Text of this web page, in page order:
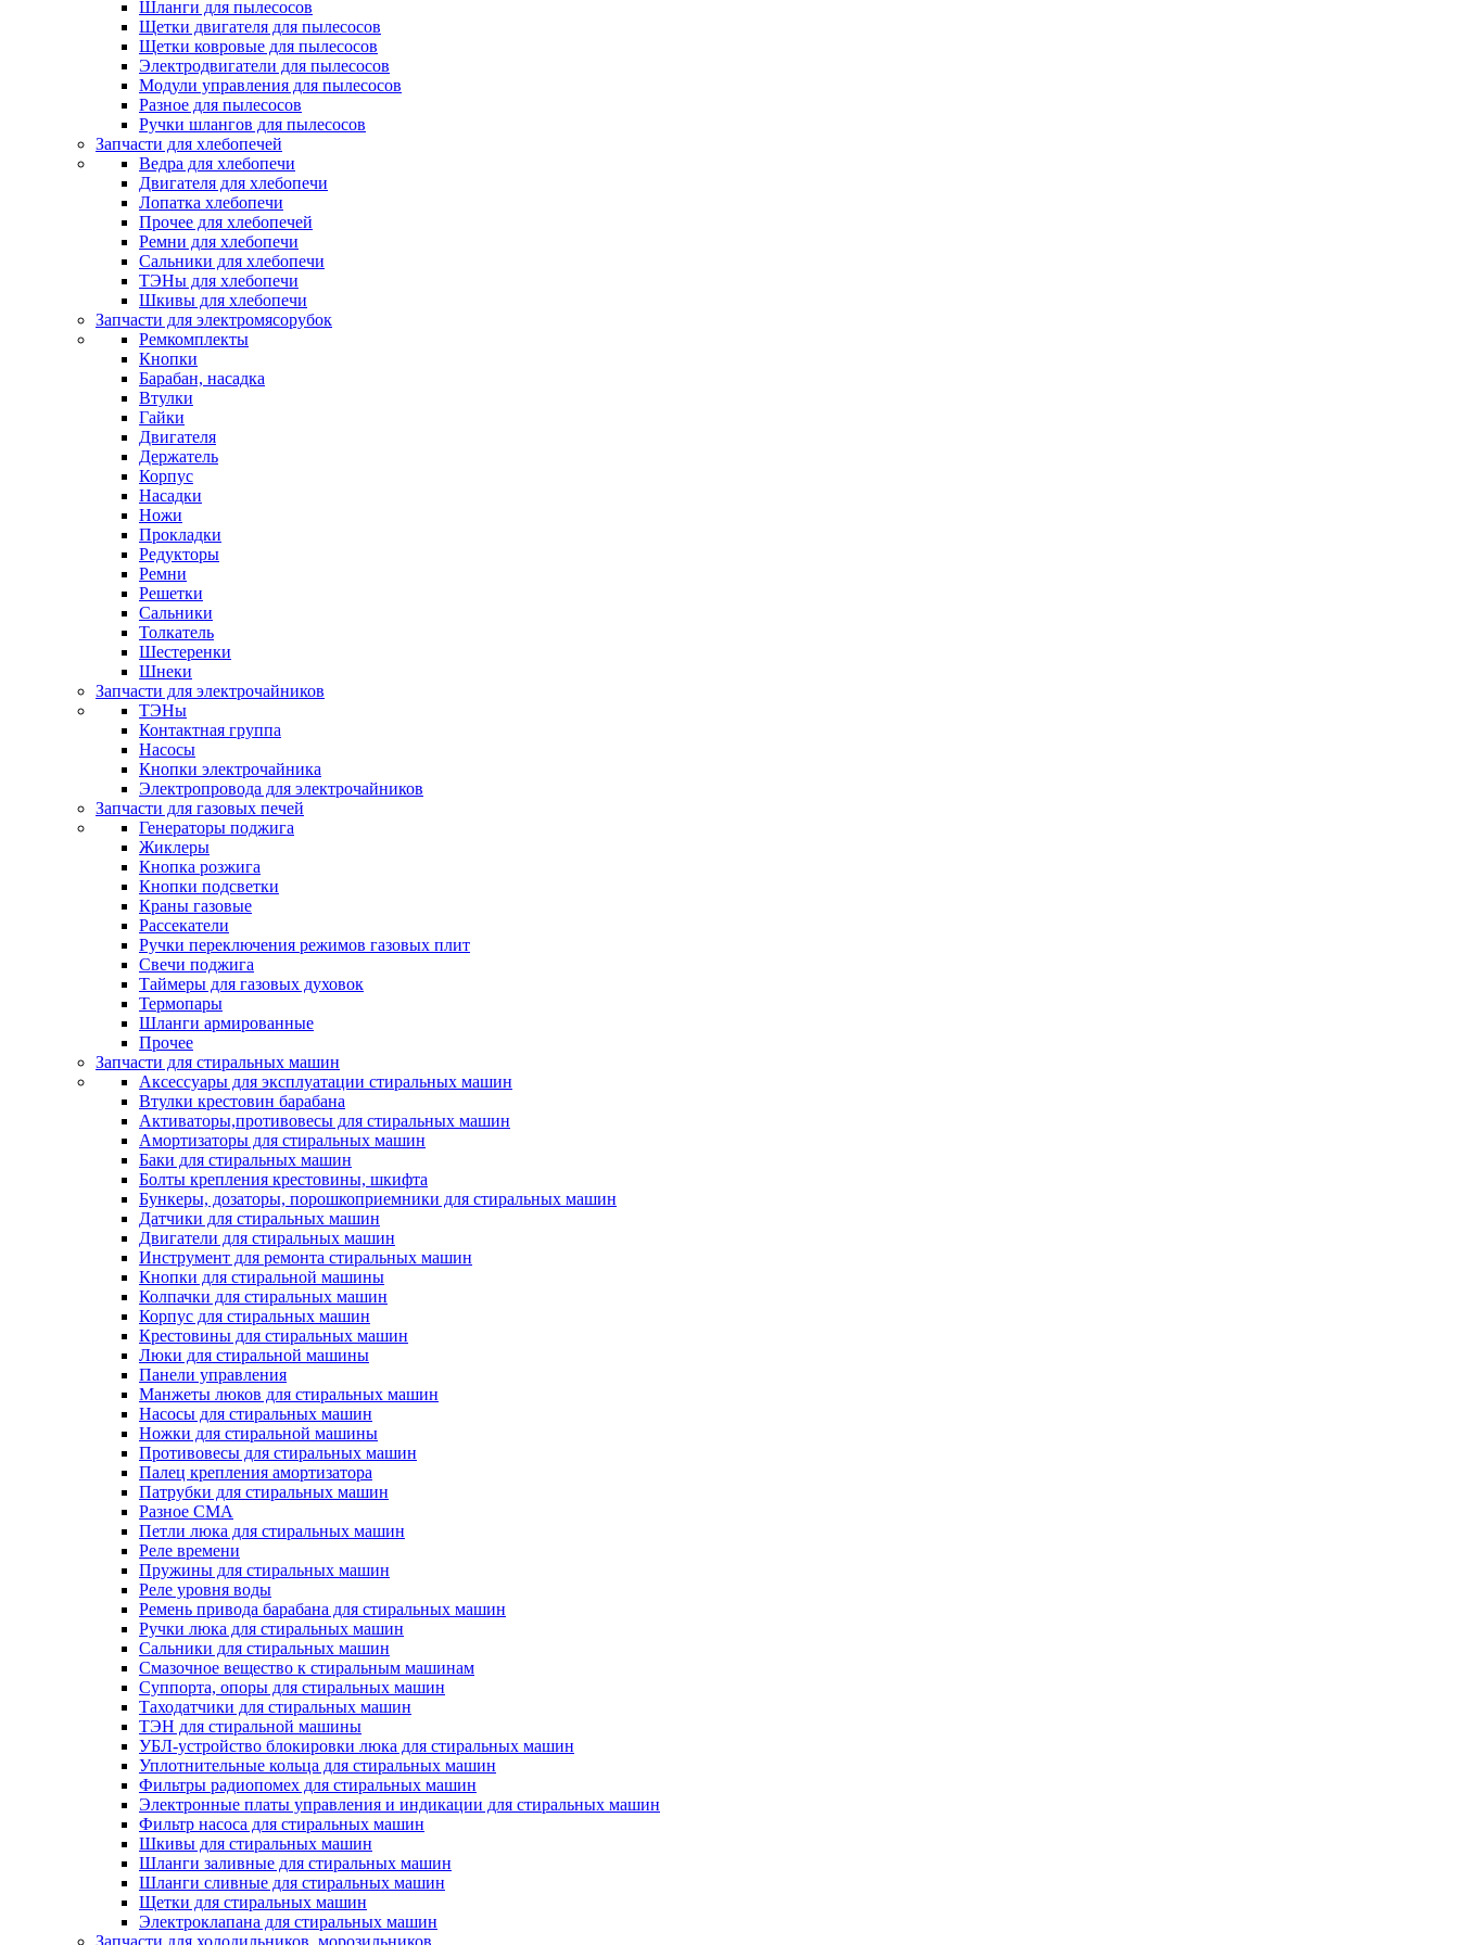
Шланги для пылесосов
Щетки двигателя для пылесосов
Щетки ковровые для пылесосов
Электродвигатели для пылесосов
Модули управления для пылесосов
Разное для пылесосов
Ручки шлангов для пылесосов
Запчасти для хлебопечей
Ведра для хлебопечи
Двигателя для хлебопечи
Лопатка хлебопечи
Прочее для хлебопечей
Ремни для хлебопечи
Сальники для хлебопечи
ТЭНы для хлебопечи
Шкивы для хлебопечи
Запчасти для электромясорубок
Ремкомплекты
Кнопки
Барабан, насадка
Втулки
Гайки
Двигателя
Держатель
Корпус
Насадки
Ножи
Прокладки
Редукторы
Ремни
Решетки
Сальники
Толкатель
Шестеренки
Шнеки
Запчасти для электрочайников
ТЭНы
Контактная группа
Насосы
Кнопки электрочайника
Электропровода для электрочайников
Запчасти для газовых печей
Генераторы поджига
Жиклеры
Кнопка розжига
Кнопки подсветки
Краны газовые
Рассекатели
Ручки переключения режимов газовых плит
Свечи поджига
Таймеры для газовых духовок
Термопары
Шланги армированные
Прочее
Запчасти для стиральных машин
Аксессуары для эксплуатации стиральных машин
Втулки крестовин барабана
Активаторы,противовесы для стиральных машин
Амортизаторы для стиральных машин
Баки для стиральных машин
Болты крепления крестовины, шкифта
Бункеры, дозаторы, порошкоприемники для стиральных машин
Датчики для стиральных машин
Двигатели для стиральных машин
Инструмент для ремонта стиральных машин
Кнопки для стиральной машины
Колпачки для стиральных машин
Корпус для стиральных машин
Крестовины для стиральных машин
Люки для стиральной машины
Панели управления
Манжеты люков для стиральных машин
Насосы для стиральных машин
Ножки для стиральной машины
Противовесы для стиральных машин
Палец крепления амортизатора
Патрубки для стиральных машин
Разное СМА
Петли люка для стиральных машин
Реле времени
Пружины для стиральных машин
Реле уровня воды
Ремень привода барабана для стиральных машин
Ручки люка для стиральных машин
Сальники для стиральных машин
Смазочное вещество к стиральным машинам
Суппорта, опоры для стиральных машин
Таходатчики для стиральных машин
ТЭН для стиральной машины
УБЛ-устройство блокировки люка для стиральных машин
Уплотнительные кольца для стиральных машин
Фильтры радиопомех для стиральных машин
Электронные платы управления и индикации для стиральных машин
Фильтр насоса для стиральных машин
Шкивы для стиральных машин
Шланги заливные для стиральных машин
Шланги сливные для стиральных машин
Щетки для стиральных машин
Электроклапана для стиральных машин
Запчасти для холодильников, морозильников